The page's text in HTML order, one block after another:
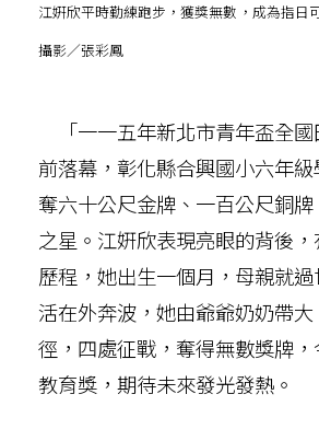
江姸欣平時勤練跑步，獲獎無數，成為指日
攝影／張彩鳳
「一一五年新北市青年盃全國
前落幕，彰化縣合興國小六年
奪六十公尺金牌、一百公尺銅
之星。江姸欣表現亮眼的背後
歷程，她出生一個月，母親就
活在外奔波，她由爺爺奶奶帶
徑，四處征戰，奪得無數獎牌
教育獎，期待未來發光發熱。